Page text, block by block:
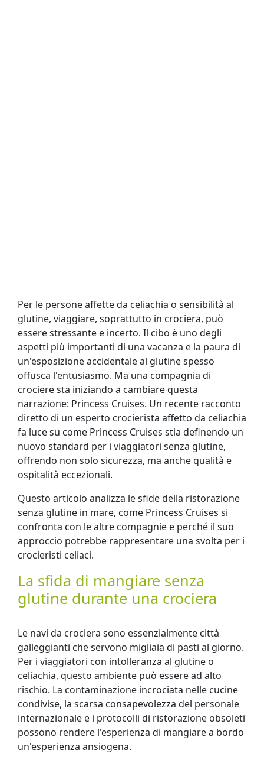
Per le persone affette da celiachia o sensibilità al
glutine, viaggiare, soprattutto in crociera, può
essere stressante e incerto. Il cibo è uno degli
aspetti più importanti di una vacanza e la paura di
un'esposizione accidentale al glutine spesso
offusca l'entusiasmo. Ma una compagnia di
crociere sta iniziando a cambiare questa
narrazione: Princess Cruises. Un recente racconto
diretto di un esperto crocierista affetto da celiachia
fa luce su come Princess Cruises stia definendo un
nuovo standard per i viaggiatori senza glutine,
offrendo non solo sicurezza, ma anche qualità e
ospitalità eccezionali.
Questo articolo analizza le sfide della ristorazione
senza glutine in mare, come Princess Cruises si
confronta con le altre compagnie e perché il suo
approccio potrebbe rappresentare una svolta per i
crocieristi celiaci.
La sfida di mangiare senza
glutine durante una crociera
Le navi da crociera sono essenzialmente città
galleggianti che servono migliaia di pasti al giorno.
Per i viaggiatori con intolleranza al glutine o
celiachia, questo ambiente può essere ad alto
rischio. La contaminazione incrociata nelle cucine
condivise, la scarsa consapevolezza del personale
internazionale e i protocolli di ristorazione obsoleti
possono rendere l'esperienza di mangiare a bordo
un'esperienza ansiogena.